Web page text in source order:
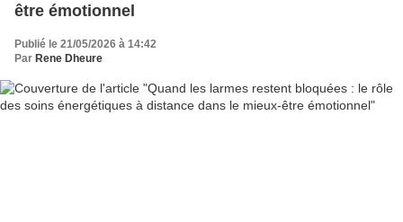
être émotionnel
Publié le 21/05/2026 à 14:42
Par Rene Dheure